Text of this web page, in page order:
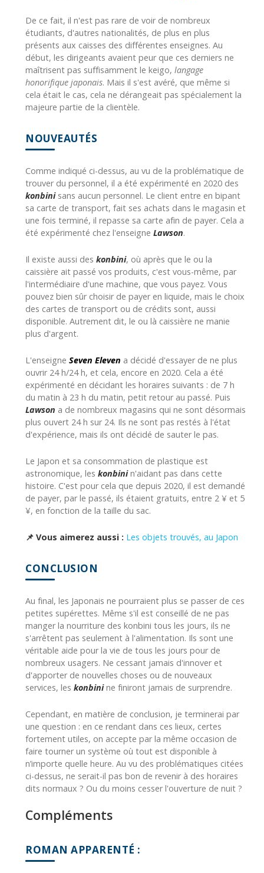
De ce fait, il n'est pas rare de voir de nombreux
étudiants, d'autres nationalités, de plus en plus
présents aux caisses des différentes enseignes. Au
début, les dirigeants avaient peur que ces derniers ne
maîtrisent pas suffisamment le keigo, langage
honorifique japonais. Mais il s'est avéré, que même si
cela était le cas, cela ne dérangeait pas spécialement la
majeure partie de la clientèle.
NOUVEAUTÉS
Comme indiqué ci-dessus, au vu de la problématique de
trouver du personnel, il a été expérimenté en 2020 des
konbinisans aucun personnel. Le client entre en bipant
sa carte de transport, fait ses achats dans le magasin et
une fois terminé, il repasse sa carte afin de payer. Cela a
été expérimenté chez l'enseigne Lawson.
Il existe aussi des konbini, où après que le ou la
caissière ait passé vos produits, c'est vous-même, par
l'intermédiaire d'une machine, que vous payez. Vous
pouvez bien sûr choisir de payer en liquide, mais le choix
des cartes de transport ou de crédits sont, aussi
disponible. Autrement dit, le ou là caissière ne manie
plus d'argent.
L'enseigne Seven Eleven a décidé d'essayer de ne plus
ouvrir 24 h/24 h, et cela, encore en 2020. Cela a été
expérimenté en décidant les horaires suivants : de 7 h
du matin à 23 h du matin, petit retour au passé. Puis
Lawson a de nombreux magasins qui ne sont désormais
plus ouvert 24 h sur 24. Ils ne sont pas restés à l'état
d'expérience, mais ils ont décidé de sauter le pas.
Le Japon et sa consommation de plastique est
astronomique, les konbinin'aidant pas dans cette
histoire. C'est pour cela que depuis 2020, il est demandé
de payer, par le passé, ils étaient gratuits, entre 2 ¥ et 5
¥, en fonction de la taille du sac.
📌 Vous aimerez aussi : Les objets trouvés, au Japon
CONCLUSION
Au final, les Japonais ne pourraient plus se passer de ces
petites supérettes. Même s'il est conseillé de ne pas
manger la nourriture des konbini tous les jours, ils ne
s'arrêtent pas seulement à l'alimentation. Ils sont une
véritable aide pour la vie de tous les jours pour de
nombreux usagers. Ne cessant jamais d'innover et
d'apporter de nouvelles choses ou de nouveaux
services, les konbinine finiront jamais de surprendre.
Cependant, en matière de conclusion, je terminerai par
une question : en ce rendant dans ces lieux, certes
fortement utiles, on accepte par la même occasion de
faire tourner un système où tout est disponible à
n’importe quelle heure. Au vu des problématiques citées
ci-dessus, ne serait-il pas bon de revenir à des horaires
dits normaux ? Ou du moins cesser l'ouverture de nuit ?
Compléments
ROMAN APPARENTÉ :